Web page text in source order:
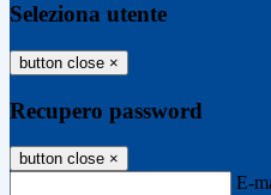
Seleziona utente
button close ×
Recupero password
button close ×
E-